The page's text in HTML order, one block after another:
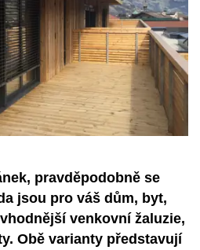
pravděpodobně se
jsou pro váš dům, byt,
venkovní žaluzie,
Obě varianty představují